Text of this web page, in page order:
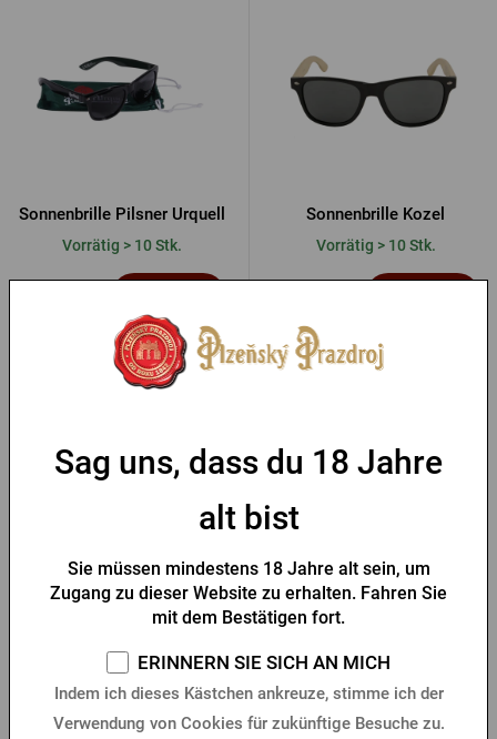
ANMELDUNG ÜBER FACEBOOK
ANMELDUNG ÜBER APPLE
Sonnenbrille Pilsner Urquell
Vorrätig > 10 Stk.
Sonnenbrille Kozel
Vorrätig > 10 Stk.
Sonnenbrille Radegast
4,43 € Kaufen
Sonnenbrille Birell
3,24 € Kaufen
Sag uns, dass du 18 Jahre
alt bist
Sie müssen mindestens 18 Jahre alt sein, um
Zugang zu dieser Website zu erhalten. Fahren Sie
mit dem Bestätigen fort.
ERINNERN SIE SICH AN MICH
Indem ich dieses Kästchen ankreuze, stimme ich der
Verwendung von Cookies für zukünftige Besuche zu.